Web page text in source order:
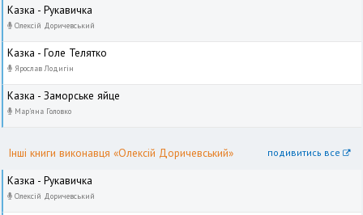
Казка - Рукавичка
Олексій Доричевський
Казка - Голе Телятко
Ярослав Лодигін
Казка - Заморське яйце
Мар'яна Головко
Інші книги виконавця «Олексій Доричевський» подивитись все
Казка - Рукавичка
Олексій Доричевський